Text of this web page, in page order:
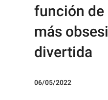
función de
más
divertida
06/05/2022